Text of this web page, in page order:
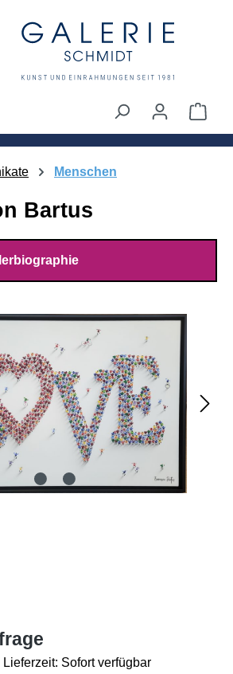
Menschen
Bartus
Lieferzeit: Sofort verfügbar